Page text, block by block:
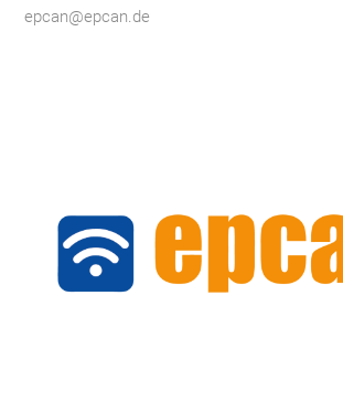
epcan@epcan.de